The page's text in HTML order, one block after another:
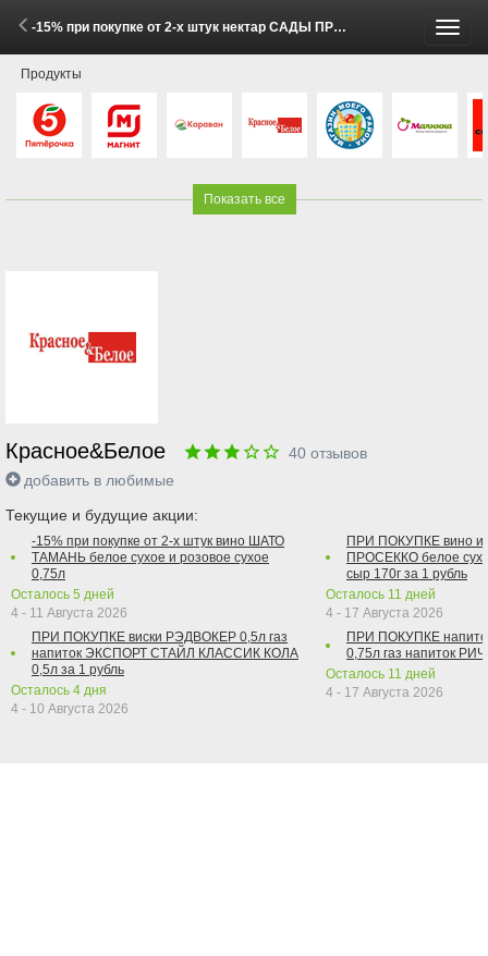
-15% при покупке от 2-х штук нектар САДЫ ПРИДОНЬЯ в ассортименте 0,95л (1 - 11 Мая 2026)
Продукты
Показать все
Красное&Белое 40 отзывов
добавить в любимые
Текущие и будущие акции:
-15% при покупке от 2-х штук вино ШАТО
ТАМАНЬ белое сухое и розовое сухое
0,75л
Осталось 5 дней
4 - 11 Августа 2026
ПРИ ПОКУПКЕ виски РЭДВОКЕР 0,5л газ
напиток ЭКСПОРТ СТАЙЛ КЛАССИК КОЛА
0,5л за 1 рубль
Осталось 4 дня
4 - 10 Августа 2026
ПРИ ПОКУПКЕ вино
ПРОСЕККО белое
сыр 170г за 1 рубль
Осталось 11 дней
4 - 17 Августа 2026
ПРИ ПОКУПКЕ
0,75л газ напиток
Осталось 11 дней
4 - 17 Августа 2026